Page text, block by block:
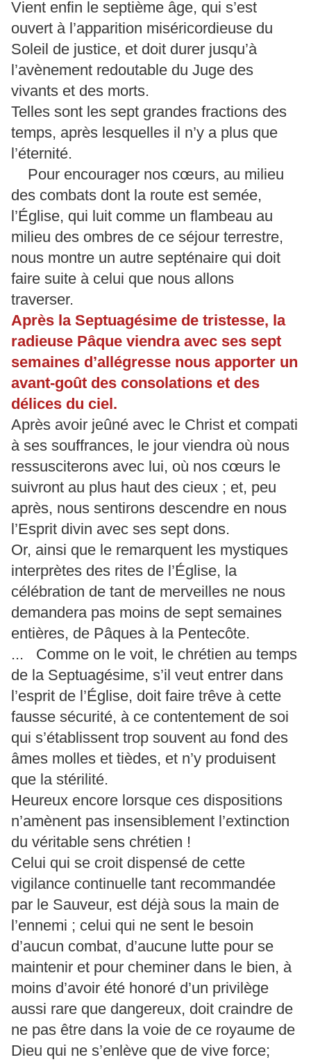
Vient enfin le septième âge, qui s’est
ouvert à l’apparition miséricordieuse du
Soleil de justice, et doit durer jusqu’à
l’avènement redoutable du Juge des
vivants et des morts.
Telles sont les sept grandes fractions des
temps, après lesquelles il n’y a plus que
l’éternité.
Pour encourager nos cœurs, au milieu
des combats dont la route est semée,
l’Église, qui luit comme un flambeau au
milieu des ombres de ce séjour terrestre,
nous montre un autre septénaire qui doit
faire suite à celui que nous allons
traverser.
Après la Septuagésime de tristesse, la
radieuse Pâque viendra avec ses sept
semaines d’allégresse nous apporter un
avant-goût des consolations et des
délices du ciel.
Après avoir jeûné avec le Christ et compati
à ses souffrances, le jour viendra où nous
ressusciterons avec lui, où nos cœurs le
suivront au plus haut des cieux ; et, peu
après, nous sentirons descendre en nous
l’Esprit divin avec ses sept dons.
Or, ainsi que le remarquent les mystiques
interprètes des rites de l’Église, la
célébration de tant de merveilles ne nous
demandera pas moins de sept semaines
entières, de Pâques à la Pentecôte.
... Comme on le voit, le chrétien au temps
de la Septuagésime, s’il veut entrer dans
l’esprit de l’Église, doit faire trêve à cette
fausse sécurité, à ce contentement de soi
qui s’établissent trop souvent au fond des
âmes molles et tièdes, et n’y produisent
que la stérilité.
Heureux encore lorsque ces dispositions
n’amènent pas insensiblement l’extinction
du véritable sens chrétien !
Celui qui se croit dispensé de cette
vigilance continuelle tant recommandée
par le Sauveur, est déjà sous la main de
l’ennemi ; celui qui ne sent le besoin
d’aucun combat, d’aucune lutte pour se
maintenir et pour cheminer dans le bien, à
moins d’avoir été honoré d’un privilège
aussi rare que dangereux, doit craindre de
ne pas être dans la voie de ce royaume de
Dieu qui ne s’enlève que de vive force;